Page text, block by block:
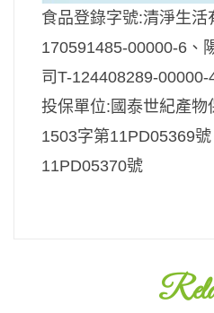
食品登錄字號:清淨生活
170591485-00000-6、
司T-124408289-00000-
投保單位:國泰世紀產物
1503字第11PD05369
11PD05370號